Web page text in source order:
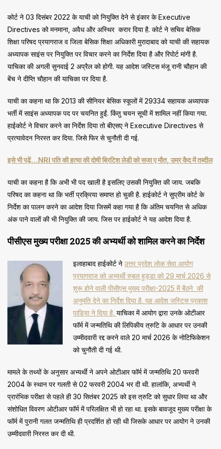
कोर्ट ने 03 दिसंबर 2022 के याची को नियुक्ति देने से इंकार के Executive
Directives को मनमाना, अवैध और अस्थिर करार दिया है. कोर्ट ने सचिव बेसिक
शिक्षा परिषद प्रयागराज व जिला बेसिक शिक्षा अधिकारी मुरादाबाद को याची की सहायक
अध्यापक साइंस पर नियुक्ति पर विचार करने का निर्देश दिया है और रिपोर्ट मांगी है.
याचिका की अगली सुनवाई 2 अप्रैल को होगी. यह आदेश जस्टिस मंजू रानी चौहान की
बेंच ने दीप्ति चौहान की याचिका पर दिया है.
याची का कहना था कि 2013 की सीनियर बेसिक स्कूलों में 29334 सहायक अध्यापक
भर्ती में साइंस अध्यापक पद पर चयनित हुईं. किंतु चयन सूची में शामिल नहीं किया गया.
हाईकोर्ट ने विचार करने का निर्देश दिया तो बीएसए ने Executive Directives से
प्रत्यावेदन निरस्त कर दिया. जिसे फिर से चुनौती दी गई.
इसे भी पढ़ें…NRI पति की हत्या की दोषी ब्रिटिश लेडी को सजा ए मौत, उम्र कैद में तब्दील
याची का कहना है कि अभी भी पद खाली है इसलिए उसकी नियुक्ति की जाय. जबकि
परिषद का कहना था कि भर्ती प्रक्रिया समाप्त हो चुकी है. हाईकोर्ट ने सुप्रीम कोर्ट के
निर्देश का पालन करने का आदेश दिया जिसमें कहा गया है कि अंतिम चयनित से अधिक
अंक पाने वालों की भी नियुक्ति की जाय. जिस पर हाईकोर्ट ने यह आदेश दिया है.
पीसीएस मुख्य परीक्षा 2025 की अभ्यर्थी को शामिल करने का निर्देश
इलाहाबाद हाईकोर्ट ने उत्तर प्रदेश लोक सेवा आयोग
प्रयागराज को अभ्यर्थी रुबल हुड्डा को 29 मार्च 2026 से
शुरू होने वाली पीसीएस मुख्य परीक्षा-2025 में बैठने की
अनुमति देने का निर्देश दिया है. यह आदेश जस्टिस प्रकाश
पाडिया ने दिया है. याचिका में आयोग द्वारा उनके ओटीआर
फॉर्म में जन्मतिथि की लिपिकीय त्रुटि के आधार पर उनकी
उम्मीदवारी रद्द करने वाले 20 मार्च 2026 के नोटिफिकेशन
को चुनौती दी गई थी.
मामले के तथ्यों के अनुसार अभ्यर्थी ने अपने ओटीआर फॉर्म में जन्मतिथि 20 फरवरी
2004 के स्थान पर गलती से 02 फरवरी 2004 भर दी थी. हालांकि, अभ्यर्थी ने
प्रारंभिक परीक्षा से पहले ही 30 सितंबर 2025 को इस त्रुटि को सुधार लिया था और
संशोधित विवरण ओटीआर फॉर्म में परिलक्षित भी हो रहा था. इसके बावजूद मुख्य परीक्षा के
फॉर्म में पुरानी गलत जन्मतिथि ही प्रदर्शित हो रही थी जिसके आधार पर आयोग ने उनकी
उम्मीदवारी निरस्त कर दी थी.